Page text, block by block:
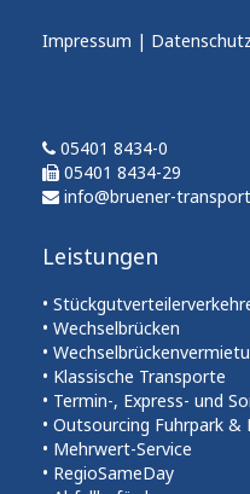
Impressum | Datenschutz
05401 8434-0
05401 8434-29
info@bruener-
Leistungen
•
• Wechselbrücken
•
• Klassische Transporte
• Termin-, Express- und
• Outsourcing Fuhrpark &
• Mehrwert-Service
• RegioSameDay